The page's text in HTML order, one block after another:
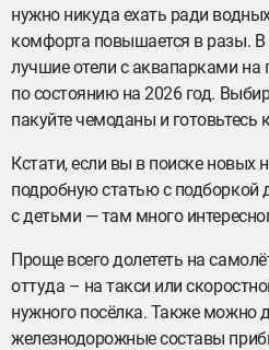
нужно никуда ехать ради
комфорта повышается в разы. В
лучшие отели с аквапарками
по состоянию на 2026 год.
пакуйте чемоданы и готовьтесь
Кстати, если вы в поиске новых
подробную статью с подборкой
с детьми — там много
Проще всего долететь на
оттуда – на такси или
нужного посёлка. Также можно
железнодорожные составы